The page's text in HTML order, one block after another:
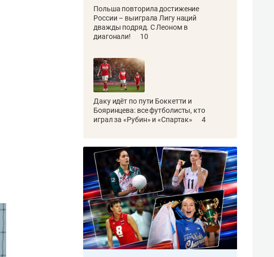
Польша повторила достижение
России – выиграла Лигу наций
дважды подряд. С Леоном в
диагонали!
10
Даку идёт по пути Боккетти и
Бояринцева: все футболисты, кто
играл за «Рубин» и «Спартак»
4